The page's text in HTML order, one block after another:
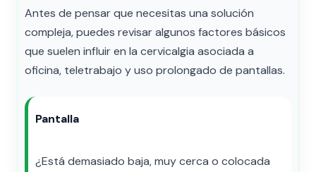
Antes de pensar que necesitas una solución
compleja, puedes revisar algunos factores básicos
que suelen influir en la cervicalgia asociada a
oficina, teletrabajo y uso prolongado de pantallas.
Pantalla
¿Está demasiado baja, muy cerca o colocada